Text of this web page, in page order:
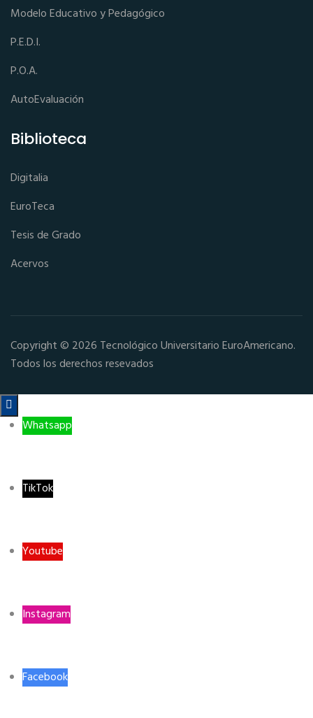
Modelo Educativo y Pedagógico
P.E.D.I.
P.O.A.
AutoEvaluación
Biblioteca
Digitalia
EuroTeca
Tesis de Grado
Acervos
Copyright © 2026 Tecnológico Universitario EuroAmericano.
Todos los derechos resevados

Whatsapp
TikTok
Youtube
Instagram
Facebook